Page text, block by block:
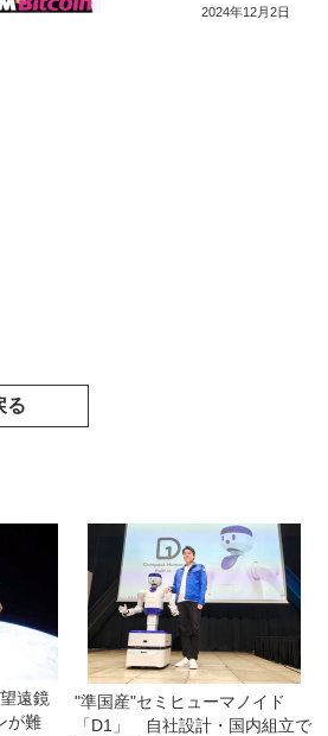
2024年12月2日
る
遠鏡
が難
"準国産"セミヒューマノイド
「D1」 自社設計・国内組立で